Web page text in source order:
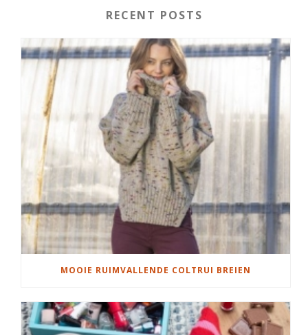
RECENT POSTS
MOOIE RUIMVALLENDE COLTRUI BREIEN